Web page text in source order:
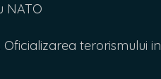
NATO
Oficializarea